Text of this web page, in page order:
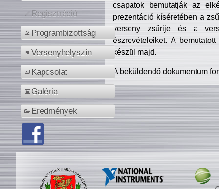
Regisztráció
Programbizottság
Versenyhelyszín
Kapcsolat
Galéria
Eredmények
csapatok bemutatják az
prezentáció kíséretében a
verseny zsűrije és a
észrevételeiket. A
készül majd.
A beküldendő dokumentum